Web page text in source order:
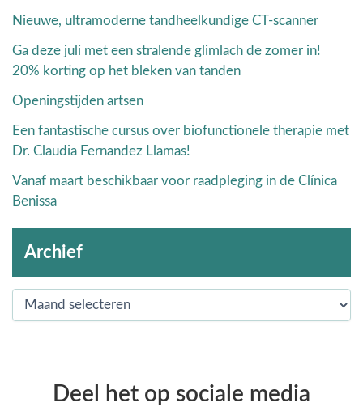
Nieuwe, ultramoderne tandheelkundige CT-scanner
Ga deze juli met een stralende glimlach de zomer in!
20% korting op het bleken van tanden
Openingstijden artsen
Een fantastische cursus over biofunctionele therapie met
Dr. Claudia Fernandez Llamas!
Vanaf maart beschikbaar voor raadpleging in de Clínica
Benissa
Archief
Deel het op sociale media